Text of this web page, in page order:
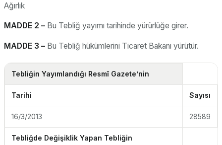
MADDE 2 – Bu Tebliğ yayımı tarihinde yürürlüğe girer.
MADDE 3 – Bu Tebliğ hükümlerini Ticaret Bakanı yürütür.
Tebliğin Yayımlandığı Resmî Gazete’nin
Tarihi Sayısı
16/3/2013 28589
Tebliğde Değişiklik Yapan Tebliğin